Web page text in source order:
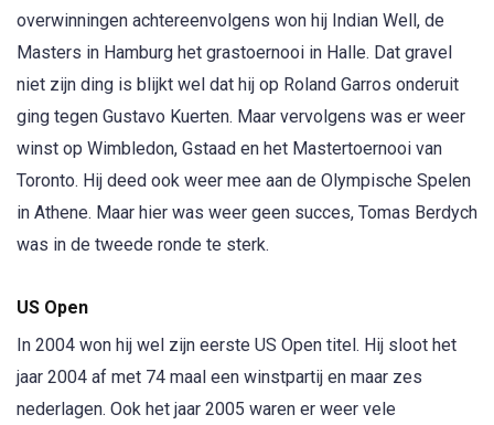
overwinningen achtereenvolgens won hij Indian Well, de
Masters in Hamburg het grastoernooi in Halle. Dat gravel
niet zijn ding is blijkt wel dat hij op Roland Garros onderuit
ging tegen Gustavo Kuerten. Maar vervolgens was er weer
winst op Wimbledon, Gstaad en het Mastertoernooi van
Toronto. Hij deed ook weer mee aan de Olympische Spelen
in Athene. Maar hier was weer geen succes, Tomas Berdych
was in de tweede ronde te sterk.
US Open
In 2004 won hij wel zijn eerste US Open titel. Hij sloot het
jaar 2004 af met 74 maal een winstpartij en maar zes
nederlagen. Ook het jaar 2005 waren er weer vele